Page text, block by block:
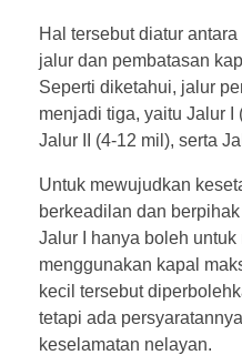
Hal tersebut diatur
jalur dan pembatasan
Seperti diketahui, jalur
menjadi tiga, yaitu Jalur I
Jalur II (4-12 mil), serta
Untuk mewujudkan
berkeadilan dan
Jalur I hanya boleh untuk
menggunakan kapal
kecil tersebut
tetapi ada
keselamatan nelayan.